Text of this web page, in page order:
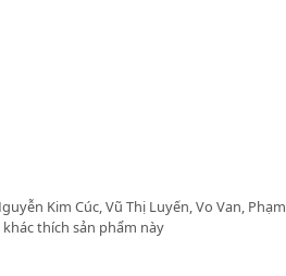
Kim Cúc, Vũ Thị Luyến, Vo Van,
thích sản phẩm này